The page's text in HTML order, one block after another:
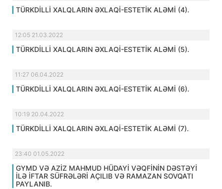
TÜRKDİLLİ XALQLARIN ƏXLAQİ-ESTETİK ALƏMİ (4).
12:05 21.03.2022
TÜRKDİLLİ XALQLARIN ƏXLAQİ-ESTETİK ALƏMİ (5).
11:27 06.04.2022
TÜRKDİLLİ XALQLARIN ƏXLAQİ-ESTETİK ALƏMİ (6).
10:19 20.04.2022
TÜRKDİLLİ XALQLARIN ƏXLAQİ-ESTETİK ALƏMİ (7).
23:40 01.05.2022
GYMD VƏ AZİZ MAHMUD HÜDAYİ VƏQFİNİN DƏSTƏYİ
İLƏ İFTAR SÜFRƏLƏRİ AÇILIB VƏ RAMAZAN SOVQATI
PAYLANIB.